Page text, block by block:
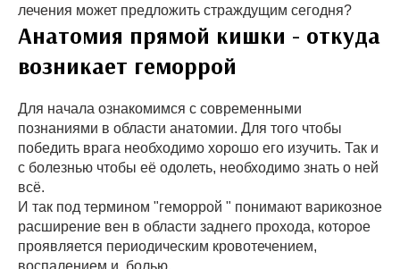
лечения может предложить страждущим сегодня?
Анатомия прямой кишки - откуда
возникает геморрой
Для начала ознакомимся с современными
познаниями в области анатомии. Для того чтобы
победить врага необходимо хорошо его изучить. Так и
с болезнью чтобы её одолеть, необходимо знать о ней
всё.
И так под термином "геморрой " понимают варикозное
расширение вен в об­ласти заднего прохода, которое
проявляется периодическим кровотечением,
воспалением и болью.